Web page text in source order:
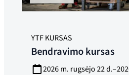
YTF KURSAS
Bendravimo kursas
2026 m. rugsėjo 22